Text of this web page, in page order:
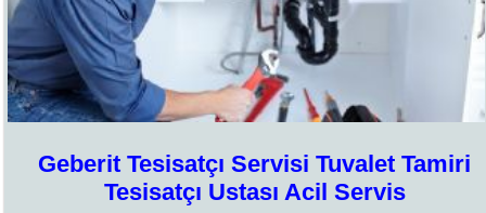
Geberit Tesisatçı Servisi Tuvalet Tamiri
Tesisatçı Ustası Acil Servis